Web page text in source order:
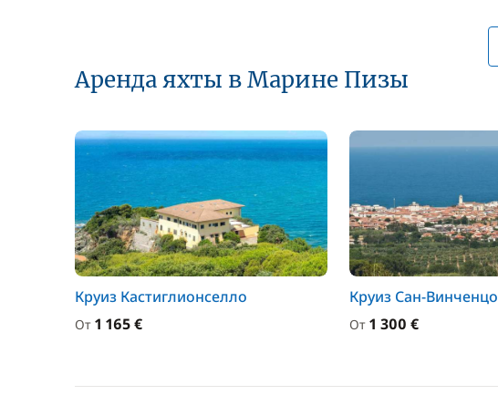
Аренда яхты в Марине Пизы
Круиз Кастиглионселло
От 1 165 €
Круиз Сан-Винченцо
От 1 300 €